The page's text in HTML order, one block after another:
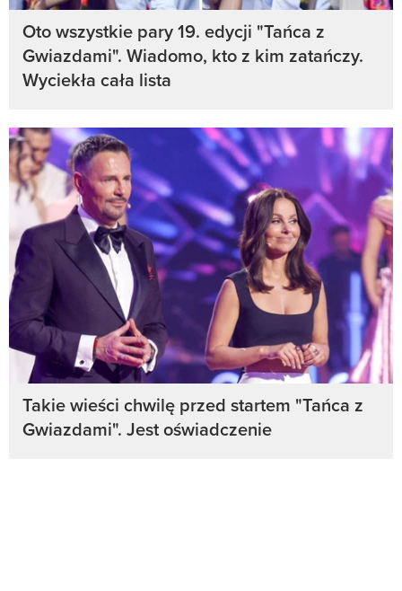
Oto wszystkie pary 19. edycji "Tańca z
Gwiazdami". Wiadomo, kto z kim zatańczy.
Wyciekła cała lista
Takie wieści chwilę przed startem "Tańca z
Gwiazdami". Jest oświadczenie